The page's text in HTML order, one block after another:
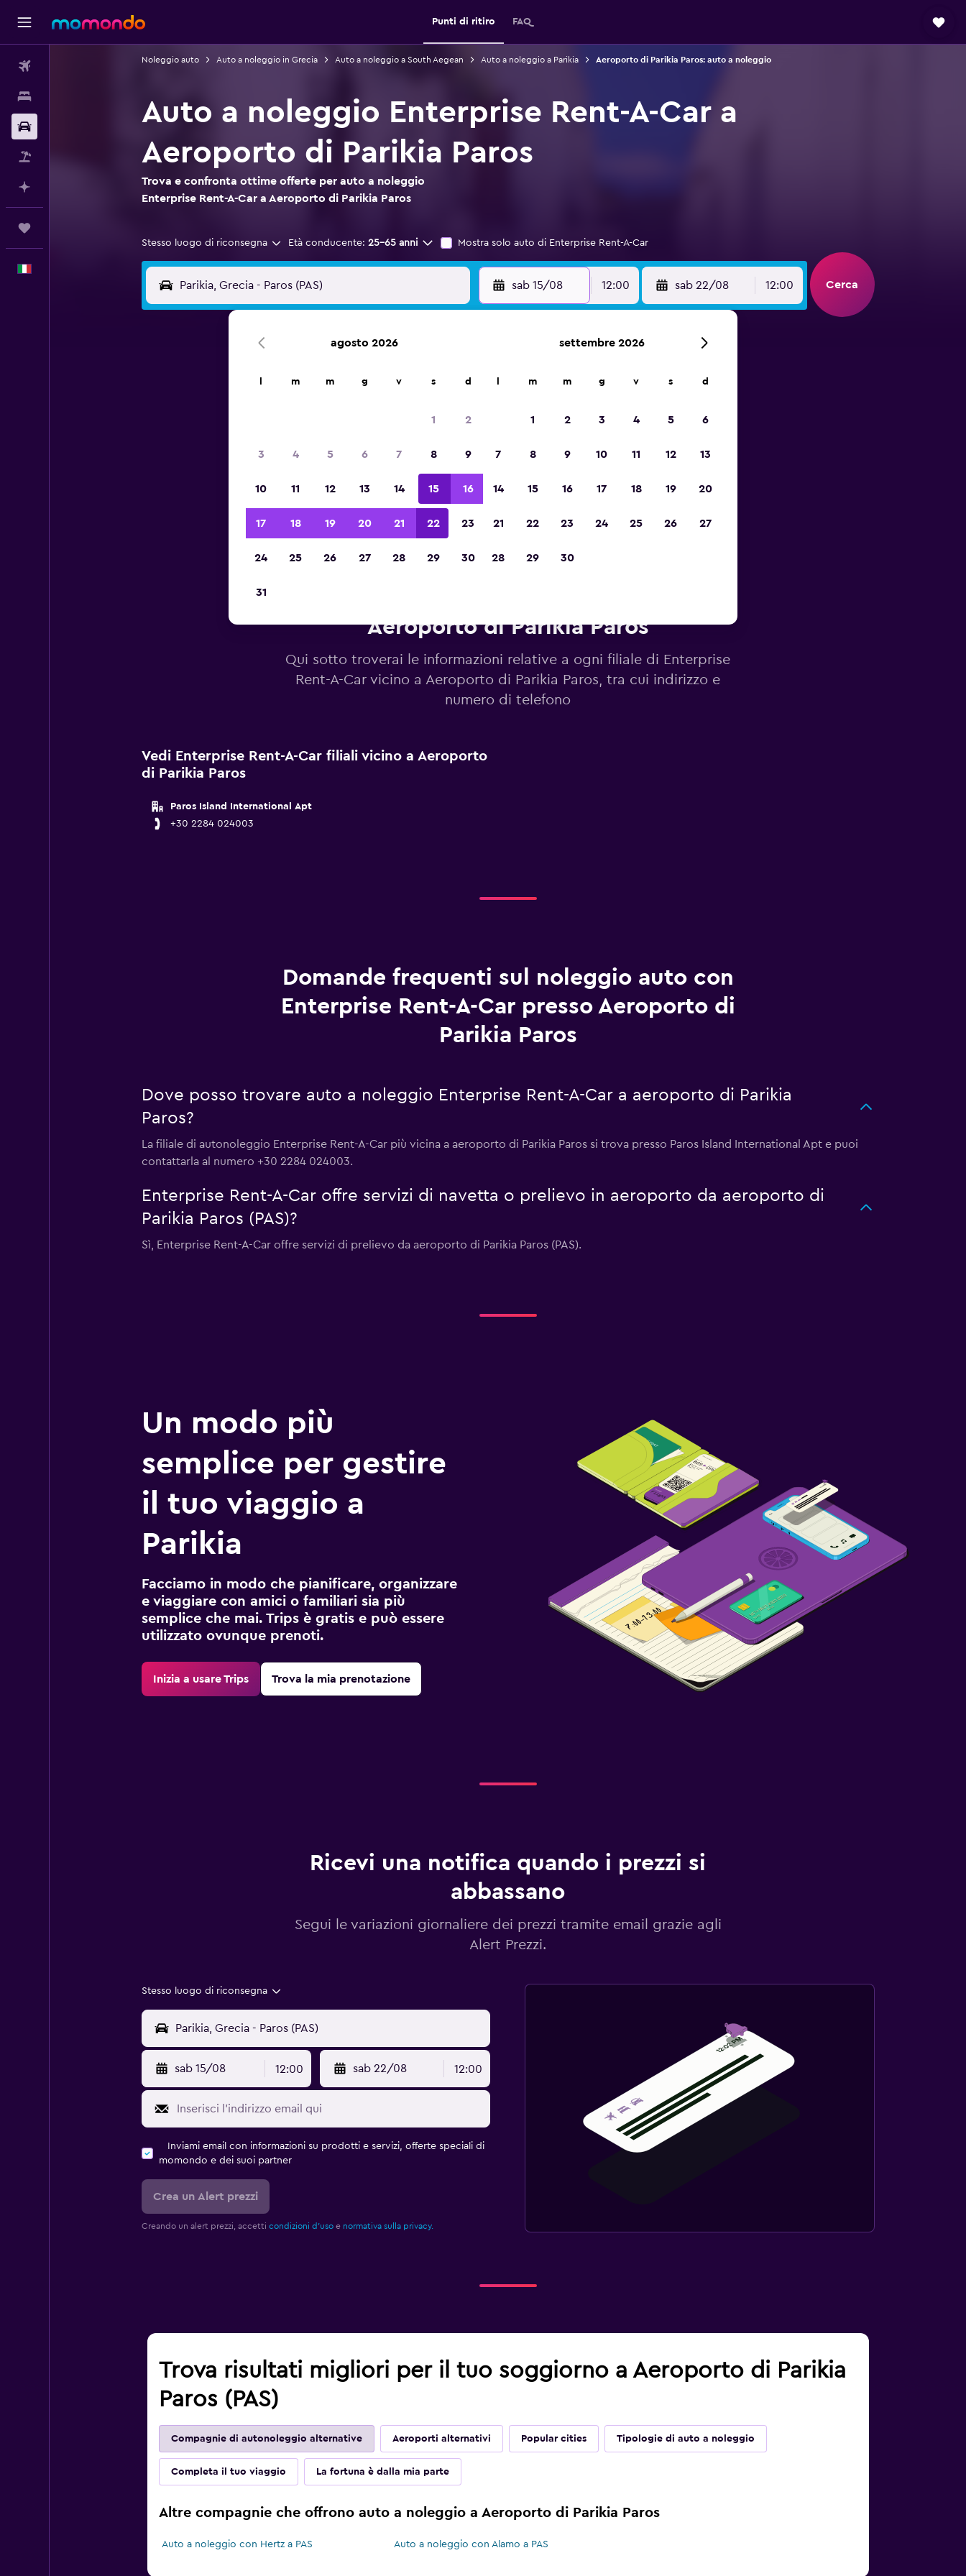
Punti di ritiro FAQ
Noleggio auto Auto a noleggio in Grecia Auto a noleggio a South Aegean Auto a noleggio a Parikia Aeroporto di Parikia Paros: auto a noleggio
Auto a noleggio Enterprise Rent-A-Car a
Aeroporto di Parikia Paros
Trova e confronta ottime offerte per auto a noleggio
Enterprise Rent-A-Car a Aeroporto di Parikia Paros
Stesso luogo di riconsegna Età conducente: 25-65 anni Mostra solo auto di Enterprise Rent-A-Car
sab 15/08 12:00 sab 22/08 12:00 Cerca
d'Europa 2023
Aeroporto di Parikia Paros
Qui sotto troverai le informazioni relative a ogni filiale di Enterprise
Rent-A-Car vicino a Aeroporto di Parikia Paros, tra cui indirizzo e
numero di telefono
Vedi Enterprise Rent-A-Car filiali vicino a Aeroporto
di Parikia Paros
Paros Island International Apt
+30 2284 024003
Domande frequenti sul noleggio auto con
Enterprise Rent-A-Car presso Aeroporto di
Parikia Paros
Dove posso trovare auto a noleggio Enterprise Rent-A-Car a aeroporto di Parikia
Paros?
La filiale di autonoleggio Enterprise Rent-A-Car più vicina a aeroporto di Parikia Paros si trova presso Paros Island International Apt e puoi
contattarla al numero +30 2284 024003.
Enterprise Rent-A-Car offre servizi di navetta o prelievo in aeroporto da aeroporto di
Parikia Paros (PAS)?
Sì, Enterprise Rent-A-Car offre servizi di prelievo da aeroporto di Parikia Paros (PAS).
Un modo più
semplice per gestire
il tuo viaggio a
Parikia
Facciamo in modo che pianificare, organizzare
e viaggiare con amici o familiari sia più
semplice che mai. Trips è gratis e può essere
utilizzato ovunque prenoti.
Inizia a usare Trips Trova la mia prenotazione
Ricevi una notifica quando i prezzi si
abbassano
Segui le variazioni giornaliere dei prezzi tramite email grazie agli
Alert Prezzi.
Stesso luogo di riconsegna
sab 15/08 12:00 sab 22/08 12:00
Inviami email con informazioni su prodotti e servizi, offerte speciali di
momondo e dei suoi partner
Crea un Alert prezzi
Creando un alert prezzi, accetti condizioni d'usoe normativa sulla privacy.
Trova risultati migliori per il tuo soggiorno a Aeroporto di Parikia
Paros (PAS)
Compagnie di autonoleggio alternative Aeroporti alternativi Popular cities Tipologie di auto a noleggio
Completa il tuo viaggio La fortuna è dalla mia parte
Altre compagnie che offrono auto a noleggio a Aeroporto di Parikia Paros
Auto a noleggio con Hertz a PAS Auto a noleggio con Alamo a PAS
agosto 2026
m m g v s d
1 2
3 4 5 6 7 8 9
10 11 12 13 14 15 16
17 18 19 20 21 22 23
24 25 26 27 28 29 30
31
settembre 2026
m m g v s d
1 2 3 4 5 6
7 8 9 10 11 12 13
14 15 16 17 18 19 20
21 22 23 24 25 26 27
28 29 30